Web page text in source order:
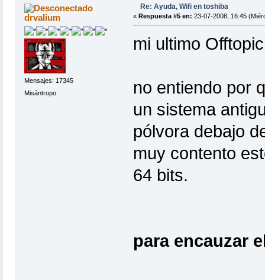
drvalium
Mensajes: 17345
Misántropo
Re: Ayuda, Wifi en toshiba
« Respuesta #5 en: 23-07-2008, 16:45
mi ultimo Offtopic
no entiendo por
un sistema
pólvora debajo
muy contento
64 bits.
para encauzar